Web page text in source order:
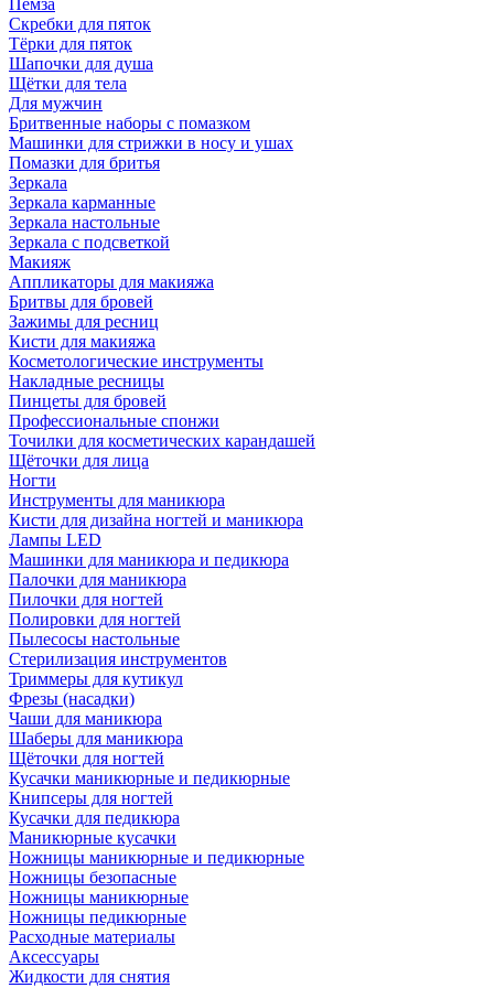
Пемза
Скребки для пяток
Тёрки для пяток
Шапочки для душа
Щётки для тела
Для мужчин
Бритвенные наборы с помазком
Машинки для стрижки в носу и ушах
Помазки для бритья
Зеркала
Зеркала карманные
Зеркала настольные
Зеркала с подсветкой
Макияж
Аппликаторы для макияжа
Бритвы для бровей
Зажимы для ресниц
Кисти для макияжа
Косметологические инструменты
Накладные ресницы
Пинцеты для бровей
Профессиональные спонжи
Точилки для косметических карандашей
Щёточки для лица
Ногти
Инструменты для маникюра
Кисти для дизайна ногтей и маникюра
Лампы LED
Машинки для маникюра и педикюра
Палочки для маникюра
Пилочки для ногтей
Полировки для ногтей
Пылесосы настольные
Стерилизация инструментов
Триммеры для кутикул
Фрезы (насадки)
Чаши для маникюра
Шаберы для маникюра
Щёточки для ногтей
Кусачки маникюрные и педикюрные
Книпсеры для ногтей
Кусачки для педикюра
Маникюрные кусачки
Ножницы маникюрные и педикюрные
Ножницы безопасные
Ножницы маникюрные
Ножницы педикюрные
Расходные материалы
Аксессуары
Жидкости для снятия